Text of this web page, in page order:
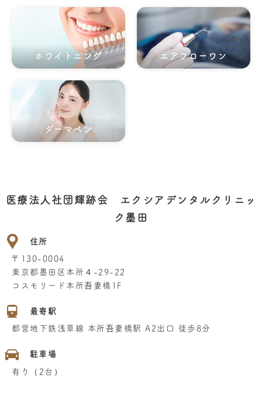
ホワイトニング エアフローワン
ダーマペン
医療法人社団輝跡会 エクシアデンタルクリニッ
ク墨田
住所
〒130-0004
東京都墨田区本所４-29-22
コスモリード本所吾妻橋1F
最寄駅
都営地下鉄浅草線 本所吾妻橋駅 A2出口 徒歩8分
駐車場
有り（2台）